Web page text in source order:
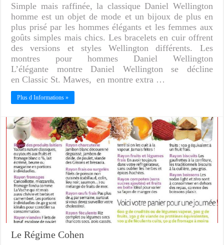
Simple mais raffinée, la classique Daniel Wellington
homme est un objet de mode et un bijoux de plus en
plus prisé par les hommes élégants et les femmes aux
goûts simples mais chics. Les bracelets en cuir offrent
des versions et styles Wellington différents. Les
montres pour hommes Daniel Wellington
L’élégante montre Daniel Wellington se décline
en Classic St. Mawes, en montre extra …
Plus d Informations »
Le Régime Cohen